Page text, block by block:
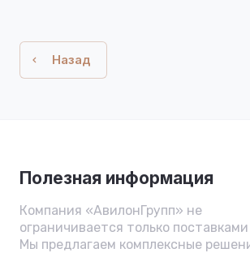
Назад
Полезная информация
Компания «АвилонГрупп» не
ограничивается только
Мы предлагаем комплексные